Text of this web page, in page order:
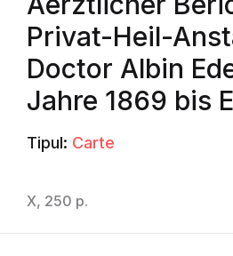
Privat-Heil-
Doctor Albin
Jahre 1869 bis
Tipul: Carte
X, 250 p.